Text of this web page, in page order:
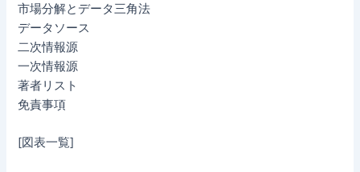
市場分解とデータ三角法
データソース
二次情報源
一次情報源
著者リスト
免責事項
[図表一覧]